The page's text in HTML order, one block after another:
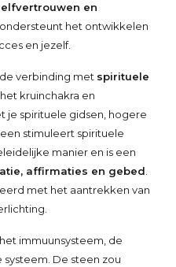
en
het ontwikkelen
en jezelf.
verbinding met spirituele
kruinchakra en
spirituele gidsen, hogere
stimuleert spirituele
manier en is een
affirmaties en gebed
met het aantrekken van
immuunsysteem, de
De steen zou